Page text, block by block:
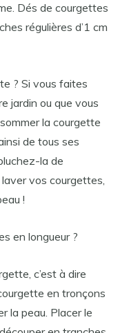
Dés de courgettes
régulières d’1 cm
? Si vous faites
jardin ou que vous
la courgette
de tous ses
la de
laver vos courgettes,
!
en longueur ?
c’est à dire
en tronçons
la peau. Placer le